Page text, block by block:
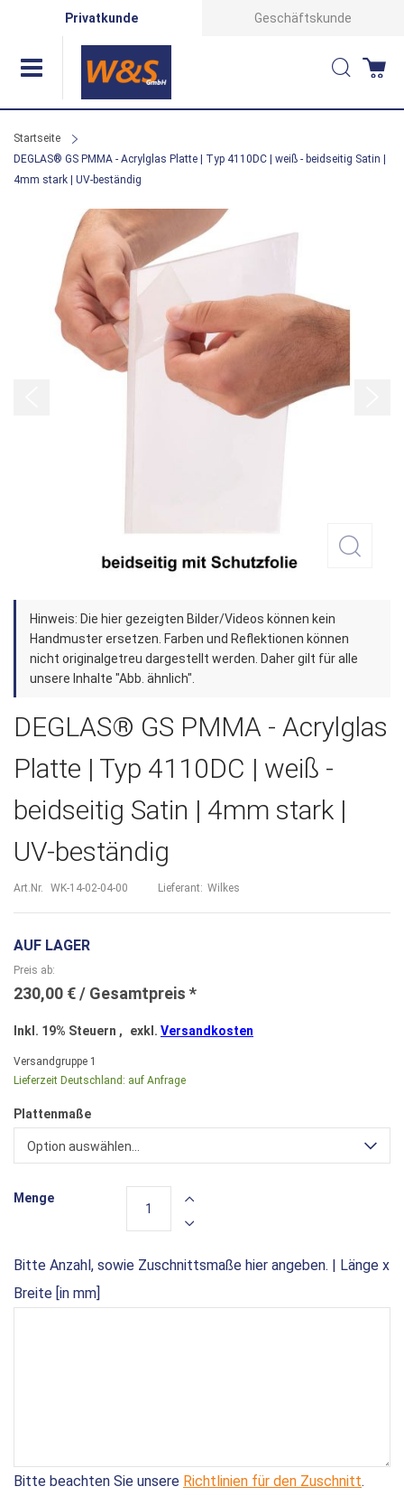
Privatkunde Geschäftskunde
Suche
Startseite
DEGLAS® GS PMMA - Acrylglas Platte | Typ 4110DC | weiß - beidseitig Satin |
4mm stark | UV-beständig
Bildergalerie
springen
Zum
Anfang
der
Bildergalerie
Hinweis: Die hier gezeigten Bilder/Videos können kein
Handmuster ersetzen. Farben und Reflektionen können
nicht originalgetreu dargestellt werden. Daher gilt für alle
unsere Inhalte "Abb. ähnlich".
DEGLAS® GS PMMA - Acrylglas
Platte | Typ 4110DC | weiß -
beidseitig Satin | 4mm stark |
UV-beständig
Art.Nr. WK-14-02-04-00 Lieferant: Wilkes
AUF LAGER
Preis ab
230,00 €
Inkl. 19% Steuern , exkl. Versandkosten
Versandgruppe 1
Lieferzeit Deutschland: auf Anfrage
Plattenmaße
Option auswählen...
Bitte Anzahl, sowie Zuschnittsmaße hier angeben. | Länge x
Breite [in mm]
Bitte beachten Sie unsere Richtlinien für den Zuschnitt.
Menge